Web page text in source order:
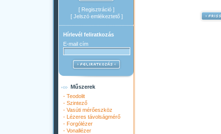
[ Regisztráció ]
[ Jelszó emlékeztető]
Hírlevél feliratkozás
E-mail cím
Műszerek
- Teodolit
- Szintező
- Vasúti mérőeszköz
- Lézeres távolságmérő
- Forgólézer
- Vonallézer